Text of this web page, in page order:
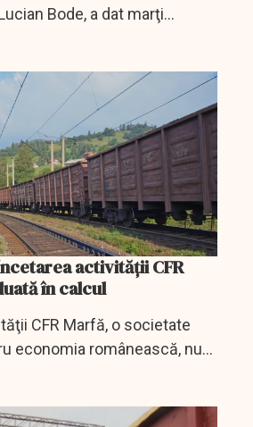
Bode, a dat marţi
determinarea să solicite
activității CFR
în calcul
CFR Marfă, o societate
economia românească, nu
şi sunt sigur că situaţia,